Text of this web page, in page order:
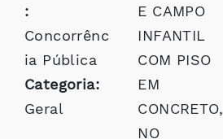
:
Concorrênc
ia Pública
Categoria:
Geral
E CAMPO
INFANTIL
COM PISO
EM
CONCRETO,
NO